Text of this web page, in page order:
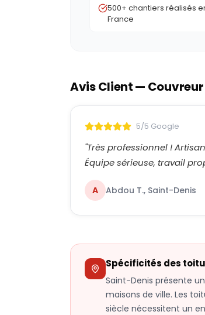
500+ chantiers réalisés
France
Avis Client —
5/5 Google
"Très professionnel !
Équipe sérieuse, travail
A Abdou T., Saint-Denis
Spécificités des
Saint-Denis présente
maisons de ville. Les
siècle nécessitent un